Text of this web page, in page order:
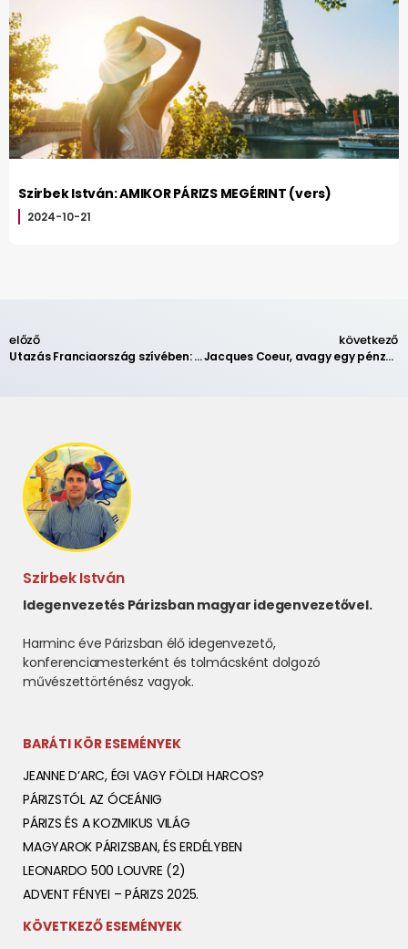
Szirbek István: AMIKOR PÁRIZS MEGÉRINT (vers)
2024-10-21
előző
Utazás Franciaország szívében: Bourges 1.
következő
Jacques Coeur, avagy egy pénzügyminiszter mesés palotája: Bourges 3.
Szirbek István
Idegenvezetés Párizsban magyar idegenvezetővel.
Harminc éve Párizsban élő idegenvezető,
konferenciamesterként és tolmácsként dolgozó
művészettörténész vagyok.
BARÁTI KÖR ESEMÉNYEK
JEANNE D’ARC, ÉGI VAGY FÖLDI HARCOS?
PÁRIZSTÓL AZ ÓCEÁNIG
PÁRIZS ÉS A KOZMIKUS VILÁG
MAGYAROK PÁRIZSBAN, ÉS ERDÉLYBEN
LEONARDO 500 LOUVRE (2)
ADVENT FÉNYEI – PÁRIZS 2025.
KÖVETKEZŐ ESEMÉNYEK